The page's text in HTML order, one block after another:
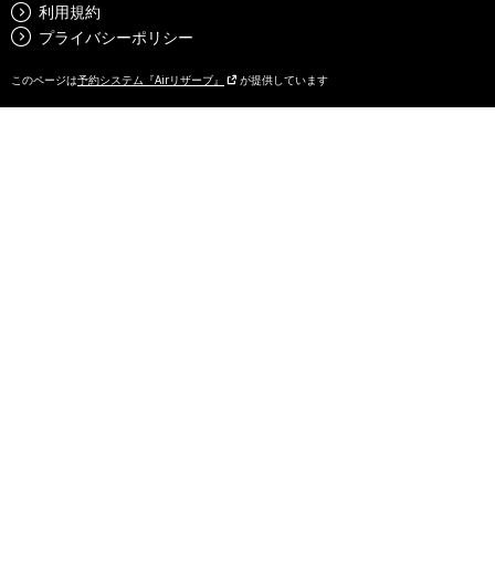
利用規約
プライバシーポリシー
このページは予約システム『Airリザーブ』 が提供しています